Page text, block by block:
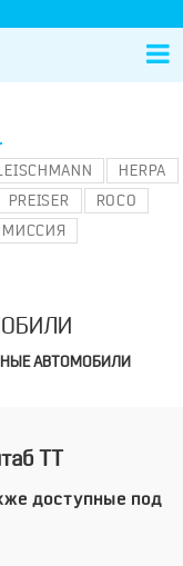
HERPA
PREISER
ROCO
АВТОМОБИЛИ
TT
доступные под